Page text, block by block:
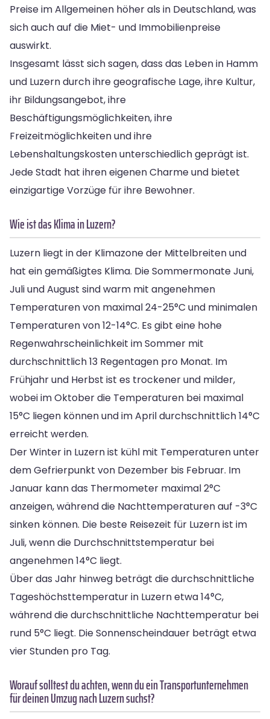
Preise im Allgemeinen höher als in Deutschland, was
sich auch auf die Miet- und Immobilienpreise
auswirkt.
Insgesamt lässt sich sagen, dass das Leben in Hamm
und Luzern durch ihre geografische Lage, ihre Kultur,
ihr Bildungsangebot, ihre
Beschäftigungsmöglichkeiten, ihre
Freizeitmöglichkeiten und ihre
Lebenshaltungskosten unterschiedlich geprägt ist.
Jede Stadt hat ihren eigenen Charme und bietet
einzigartige Vorzüge für ihre Bewohner.
Wie ist das Klima in Luzern?
Luzern liegt in der Klimazone der Mittelbreiten und
hat ein gemäßigtes Klima. Die Sommermonate Juni,
Juli und August sind warm mit angenehmen
Temperaturen von maximal 24-25°C und minimalen
Temperaturen von 12-14°C. Es gibt eine hohe
Regenwahrscheinlichkeit im Sommer mit
durchschnittlich 13 Regentagen pro Monat. Im
Frühjahr und Herbst ist es trockener und milder,
wobei im Oktober die Temperaturen bei maximal
15°C liegen können und im April durchschnittlich 14°C
erreicht werden.
Der Winter in Luzern ist kühl mit Temperaturen unter
dem Gefrierpunkt von Dezember bis Februar. Im
Januar kann das Thermometer maximal 2°C
anzeigen, während die Nachttemperaturen auf -3°C
sinken können. Die beste Reisezeit für Luzern ist im
Juli, wenn die Durchschnittstemperatur bei
angenehmen 14°C liegt.
Über das Jahr hinweg beträgt die durchschnittliche
Tageshöchsttemperatur in Luzern etwa 14°C,
während die durchschnittliche Nachttemperatur bei
rund 5°C liegt. Die Sonnenscheindauer beträgt etwa
vier Stunden pro Tag.
Worauf solltest du achten, wenn du ein Transportunternehmen
für deinen Umzug nach Luzern suchst?